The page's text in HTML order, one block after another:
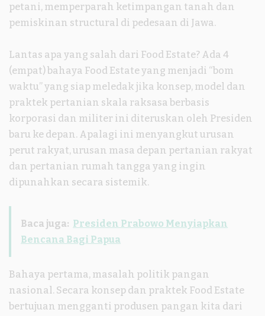
petani, memperparah ketimpangan tanah dan
pemiskinan structural di pedesaan di Jawa.
Lantas apa yang salah dari Food Estate? Ada 4
(empat) bahaya Food Estate yang menjadi “bom
waktu” yang siap meledak jika konsep, model dan
praktek pertanian skala raksasa berbasis
korporasi dan militer ini diteruskan oleh Presiden
baru ke depan. Apalagi ini menyangkut urusan
perut rakyat, urusan masa depan pertanian rakyat
dan pertanian rumah tangga yang ingin
dipunahkan secara sistemik.
Baca juga: Presiden Prabowo Menyiapkan
Bencana Bagi Papua
Bahaya pertama, masalah politik pangan
nasional. Secara konsep dan praktek Food Estate
bertujuan mengganti produsen pangan kita dari